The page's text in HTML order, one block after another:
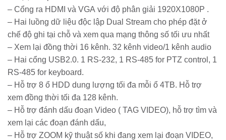
– Cổng ra HDMI và VGA với độ phân giải 1920X1080P .
– Hai luồng dữ liệu độc lập Dual Stream cho phép đặt ở
chế độ ghi tại chỗ và xem qua mạng thông số tối ưu nhất
– Xem lại đồng thời 16 kênh. 32 kênh video/1 kênh audio
– Hai cổng USB2.0. 1 RS-232, 1 RS-485 for PTZ control, 1
RS-485 for keyboard.
– Hỗ trợ 8 ổ HDD dung lượng tối đa mỗi ổ 4TB. Hỗ trợ
xem đồng thời tối đa 128 kênh.
– Hỗ trợ đánh dấu đoạn Video ( TAG VIDEO), hỗ trợ tìm và
xem lại các đoạn đánh dấu,
– Hỗ trợ ZOOM kỹ thuật số khi đang xem lại đoạn VIDEO,